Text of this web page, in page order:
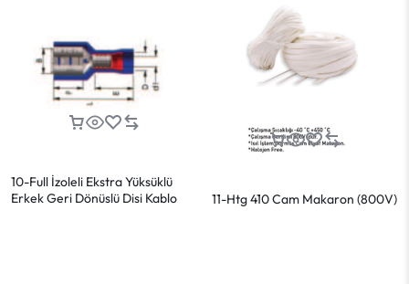
10-Full İzoleli Ekstra Yüksüklü
Erkek Geri Dönüslü Disi Kablo
11-Htg 410 Cam Makaron (800V)